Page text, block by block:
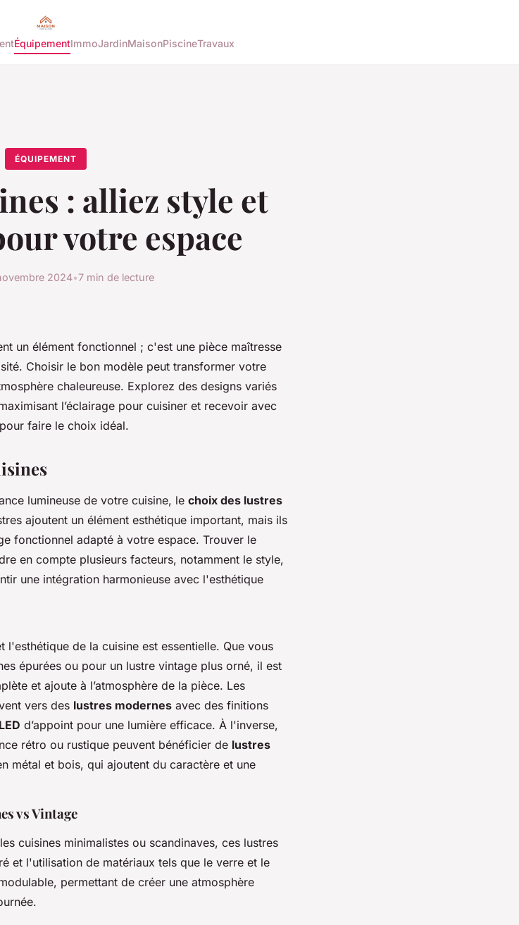
ÉquipementImmoJardinMaisonPiscineTravaux
ÉQUIPEMENT
: alliez style et
votre espace
2024•7 min de lecture
un élément fonctionnel ; c'est une pièce maîtresse
Choisir le bon modèle peut transformer votre
chaleureuse. Explorez des designs variés
l’éclairage pour cuisiner et recevoir avec
faire le choix idéal.
lumineuse de votre cuisine, le choix des lustres
ajoutent un élément esthétique important, mais ils
fonctionnel adapté à votre espace. Trouver le
en compte plusieurs facteurs, notamment le style,
une intégration harmonieuse avec l'esthétique
l'esthétique de la cuisine est essentielle. Que vous
épurées ou pour un lustre vintage plus orné, il est
et ajoute à l’atmosphère de la pièce. Les
vers des lustres modernes avec des finitions
LED d’appoint pour une lumière efficace. À l'inverse,
rétro ou rustique peuvent bénéficier de lustres
métal et bois, qui ajoutent du caractère et une
vs Vintage
cuisines minimalistes ou scandinaves, ces lustres
et l'utilisation de matériaux tels que le verre et le
permettant de créer une atmosphère